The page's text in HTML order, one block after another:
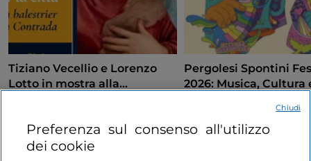
Tiziano Vecellio e Lorenzo
Lotto in mostra alla
Marche, Ancona
Pergolesi Spontini
2026: Musica, Cultura
Marche, Jesi
Preferenza sul consenso all'utilizzo
dei cookie
Chiudi